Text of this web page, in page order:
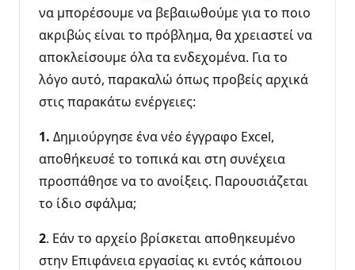
να μπορέσουμε να βεβαιωθούμε για το ποιο
ακριβώς είναι το πρόβλημα, θα χρειαστεί να
αποκλείσουμε όλα τα ενδεχομένα. Για το
λόγο αυτό, παρακαλώ όπως προβείς αρχικά
στις παρακάτω ενέργειες:
1. Δημιούργησε ένα νέο έγγραφο Excel,
αποθήκευσέ το τοπικά και στη συνέχεια
προσπάθησε να το ανοίξεις. Παρουσιάζεται
το ίδιο σφάλμα;
2. Εάν το αρχείο βρίσκεται αποθηκευμένο
στην Επιφάνεια εργασίας κι εντός κάποιου